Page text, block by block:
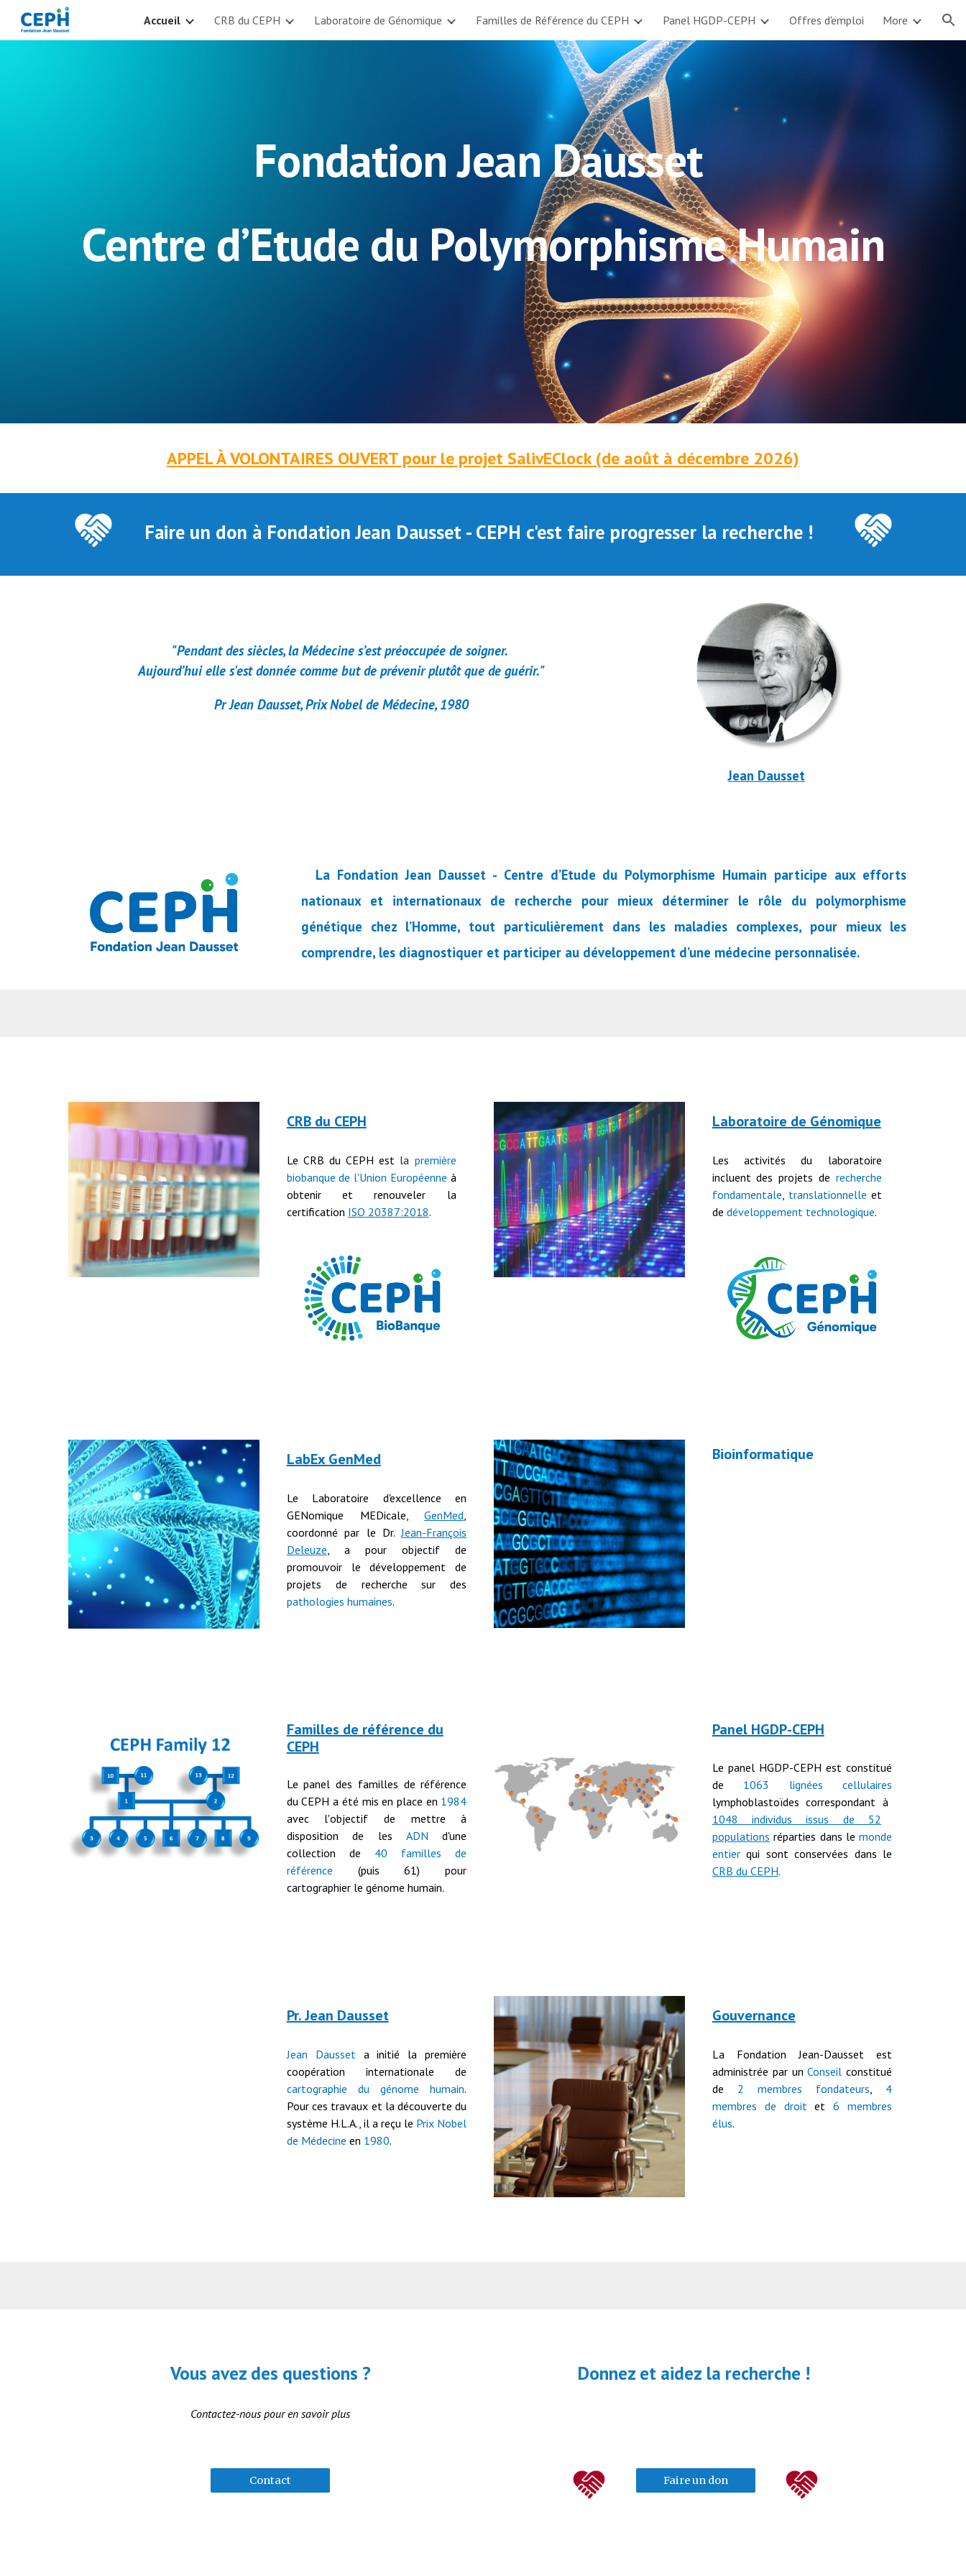
Skip to main content Skip to navigation
Accueil CRB du CEPH Laboratoire de Génomique Familles de Référence du CEPH Panel HGDP-CEPH Offres d'emploi More
Fondation Jean Dausset
Centre d’Etude du Polymorphisme Humain
APPEL À VOLONTAIRES OUVERT pour le projet SalivEClock (de août à décembre 2026)
Faire un don à Fondation Jean Dausset - CEPH c'est faire progresser la recherche !
"Pendant des siècles, la Médecine s’est préoccupée de soigner.
Aujourd’hui elle s'est donnée comme but de prévenir plutôt que de guérir."
Pr Jean Dausset, Prix Nobel de Médecine, 1980
Jean Dausset
La Fondation Jean Dausset - Centre d’Etude du Polymorphisme Humain participe aux efforts
nationaux et internationaux de recherche pour mieux déterminer le rôle du polymorphisme
génétique chez l’Homme, tout particulièrement dans les maladies complexes, pour mieux les
comprendre, les diagnostiquer et participer au développement d’une médecine personnalisée.
CRB du CEPH
Le CRB du CEPH est la première
biobanque de l'Union Européenne à
obtenir et renouveler la
certification ISO 20387:2018.
Laboratoire de Génomique
Les activités du laboratoire
incluent des projets de recherche
fondamentale, translationnelle et
de développement technologique.
LabExGenMed
Le Laboratoire d'excellence en
GENomique MEDicale,GenMed,
coordonné par le Dr.Jean-François
Deleuze, a pour objectif de
promouvoir le développement de
projets de recherche sur des
pathologies humaines.
Bioinformatique
Familles de référence du
CEPH
Le panel des familles de référence
du CEPH a été mis en place en 1984
avec l'objectifde mettre à
disposition de les ADN d'une
collection de 40 familles de
référence (puis 61) pour
cartographier le génome humain.
Panel HGDP-CEPH
Le panel HGDP-CEPH est constitué
de 1063 lignées cellulaires
lymphoblastoïdes correspondant à
1048 individus issus de 52
populations réparties dans lemonde
entierqui sont conservées dans le
CRB du CEPH.
Pr. Jean Dausset
Jean Dausseta initié la première
coopération internationale de
cartographie du génome humain.
Pour ces travaux et la découverte du
système H.L.A., il a reçu le Prix Nobel
de Médecine en 1980.
Gouvernance
La Fondation Jean-Dausset est
administrée par unConseil constitué
de 2 membres fondateurs, 4
membres de droitet6 membres
élus.
Vous avez des questions ?
Contactez-nous pour en savoir plus
Donnez et aidez la recherche !
Contact Faire un don